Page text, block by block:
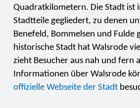
Quadratkilometern. Die Stadt ist
Stadtteile gegliedert, zu denen
Benefeld, Bommelsen und Fulde
historische Stadt hat Walsrode
zieht Besucher aus nah und fern
Informationen über Walsrode
offizielle Webseite der Stadt